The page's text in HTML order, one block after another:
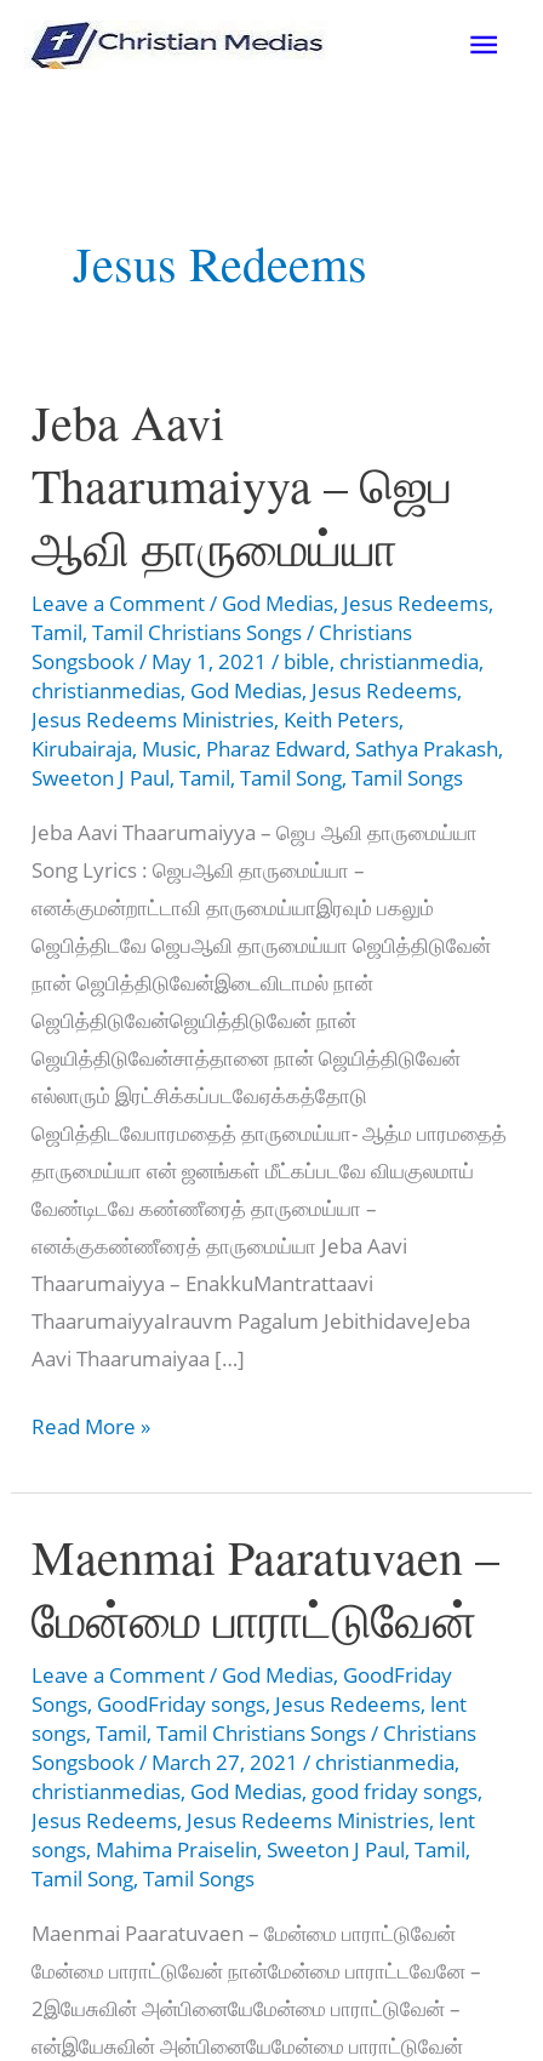
Jesus Redeems
Jeba Aavi
Thaarumaiyya – ஜெப
ஆவி தாருமைய்யா
Leave a Comment/ God Medias, Jesus Redeems,
Tamil,Tamil Christians Songs/ Christians
Songsbook/ May 1, 2021/ bible, christianmedia,
christianmedias, God Medias, Jesus Redeems,
Jesus Redeems Ministries, Keith Peters,
Kirubairaja, Music, Pharaz Edward,Sathya Prakash,
Sweeton J Paul,Tamil,Tamil Song,Tamil Songs
Jeba Aavi Thaarumaiyya – ஜெப ஆவி தாருமைய்யா
Song Lyrics : ஜெபஆவி தாருமைய்யா –
எனக்குமன்றாட்டாவி தாருமைய்யாஇரவும் பகலும்
ஜெபித்திடவே ஜெபஆவி தாருமைய்யா ஜெபித்திடுவேன்
நான் ஜெபித்திடுவேன்இடைவிடாமல் நான்
ஜெபித்திடுவேன்ஜெயித்திடுவேன் நான்
ஜெயித்திடுவேன்சாத்தானை நான் ஜெயித்திடுவேன்
எல்லாரும் இரட்சிக்கப்படவேஏக்கத்தோடு
ஜெபித்திடவேபாரமதைத் தாருமைய்யா- ஆத்ம பாரமதைத்
தாருமைய்யா என் ஜனங்கள் மீட்கப்படவே வியகுலமாய்
வேண்டிடவே கண்ணீரைத் தாருமைய்யா –
எனக்குகண்ணீரைத் தாருமைய்யா Jeba Aavi
Thaarumaiyya – EnakkuMantrattaavi
ThaarumaiyyaIrauvm Pagalum JebithidaveJeba
Aavi Thaarumaiyaa […]
Jeba
Thaarumaiyya
–
ஜெப
ஆவி
Read More »
Maenmai Paaratuvaen –
மேன்மை பாராட்டுவேன்
Leave a Comment/ God Medias, GoodFriday
Songs, GoodFriday songs, Jesus Redeems, lent
songs,Tamil,Tamil Christians Songs/ Christians
Songsbook/ March 27, 2021/ christianmedia,
christianmedias, God Medias, good friday songs,
Jesus Redeems, Jesus Redeems Ministries, lent
songs, Mahima Praiselin,Sweeton J Paul,Tamil,
Tamil Song,Tamil Songs
Maenmai Paaratuvaen – மேன்மை பாராட்டுவேன்
மேன்மை பாராட்டுவேன் நான்மேன்மை பாராட்டவேனே –
2இயேசுவின் அன்பினையேமேன்மை பாராட்டுவேன் –
என்இயேசுவின் அன்பினையேமேன்மை பாராட்டுவேன்